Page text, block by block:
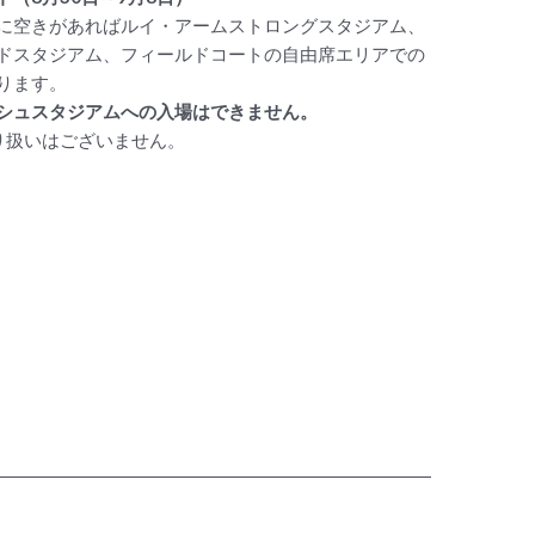
きがあればルイ・アームストロングスタジアム、
スタジアム、フィールドコートの自由席エリアでの
ます。
スタジアムへの入場はできません。
いはございません。